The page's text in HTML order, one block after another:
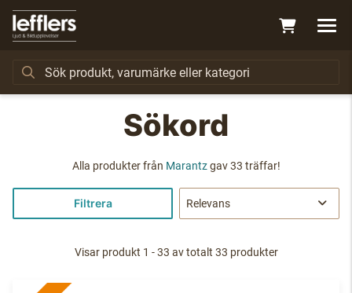
Sökord
Alla produkter från Marantzgav 33 träffar!
Filtrera
Visar produkt 1 - 33 av totalt 33 produkter